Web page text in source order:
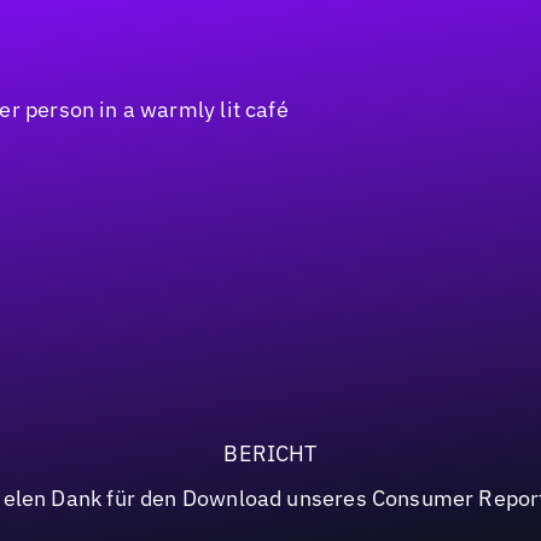
BERICHT
Dank für den Download unseres Consumer